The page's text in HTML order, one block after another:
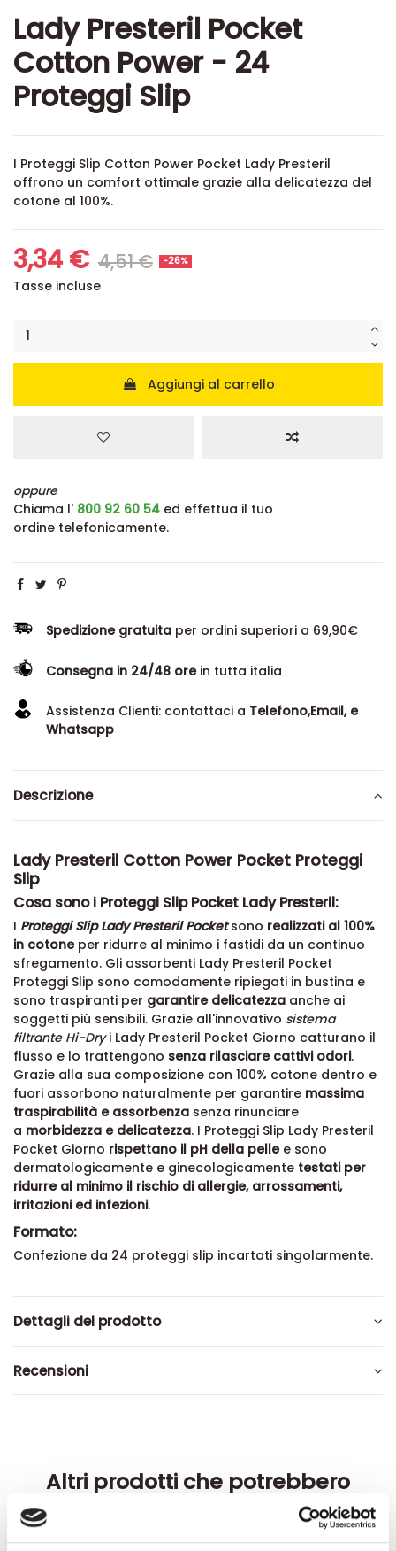
Lady Presteril Pocket
Cotton Power - 24
Proteggi Slip
I Proteggi Slip Cotton Power Pocket Lady Presteril
offrono un comfort ottimale grazie alla delicatezza del
cotone al 100%.
3,34 € 4,51 € -26%
Tasse incluse
Aggiungi al carrello
oppure
Chiama l' 800 92 60 54 ed effettua il tuo
ordine telefonicamente.
Spedizione gratuita per ordini superiori a 69,90€
Consegna in 24/48 orein tutta italia
Assistenza Clienti: contattaci a Telefono,Email, e
Whatsapp
Descrizione
Lady Presteril Cotton Power Pocket Proteggi
Slip
Cosa sono i Proteggi Slip Pocket Lady Presteril:
I Proteggi Slip Lady Presteril Pocketsono realizzati al 100%
in cotoneper ridurre al minimo i fastidi da un continuo
sfregamento. Gli assorbenti Lady Presteril Pocket
Proteggi Slip sono comodamente ripiegati in bustina e
sono traspiranti per garantire delicatezza anche ai
soggetti più sensibili. Grazie all'innovativo sistema
filtrante Hi-Dryi Lady Presteril Pocket Giorno catturano il
flusso e lo trattengono senza rilasciare cattivi odori.
Grazie alla sua composizione con 100% cotone dentro e
fuori assorbono naturalmente per garantire massima
traspirabilità e assorbenza senza rinunciare
a morbidezza e delicatezza. I Proteggi Slip Lady Presteril
Pocket Giorno rispettano il pH della pellee sono
dermatologicamente e ginecologicamente testati per
ridurre al minimo il rischio di allergie, arrossamenti,
irritazioni ed infezioni.
Formato:
Confezione da 24 proteggi slip incartati singolarmente.
Dettagli del prodotto
Recensioni
Altri prodotti che potrebbero